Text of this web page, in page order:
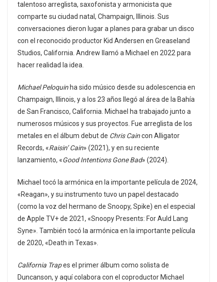
talentoso arreglista, saxofonista y armonicista que
comparte su ciudad natal, Champaign, Illinois. Sus
conversaciones dieron lugar a planes para grabar un disco
con el reconocido productor Kid Andersen en Greaseland
Studios, California. Andrew llamó a Michael en 2022 para
hacer realidad la idea.
Michael Peloquin ha sido músico desde su adolescencia en
Champaign, Illinois, y a los 23 años llegó al área de la Bahía
de San Francisco, California. Michael ha trabajado junto a
numerosos músicos y sus proyectos. Fue arreglista de los
metales en el álbum debut de Chris Caincon Alligator
Records, «Raisin’ Cain» (2021), y en su reciente
lanzamiento, «Good Intentions Gone Bad» (2024).
Michael tocó la armónica en la importante película de 2024,
«Reagan», y su instrumento tuvo un papel destacado
(como la voz del hermano de Snoopy, Spike) en el especial
de Apple TV+ de 2021, «Snoopy Presents: For Auld Lang
Syne». También tocó la armónica en la importante película
de 2020, «Death in Texas».
California Trapes el primer álbum como solista de
Duncanson, y aquí colabora con el coproductor Michael